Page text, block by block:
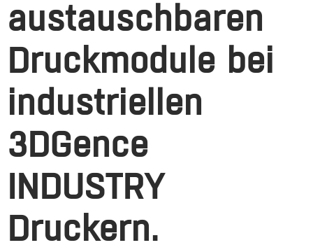
austauschbaren
Druckmodule bei
industriellen
3DGence
INDUSTRY
Druckern.